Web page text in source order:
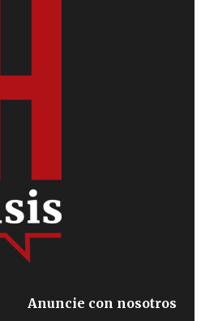
Anuncie con nosotros